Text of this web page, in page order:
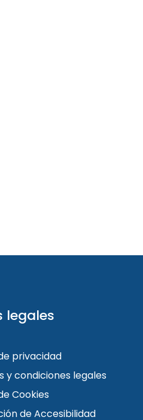
legales
privacidad
y condiciones legales
Cookies
de Accesibilidad